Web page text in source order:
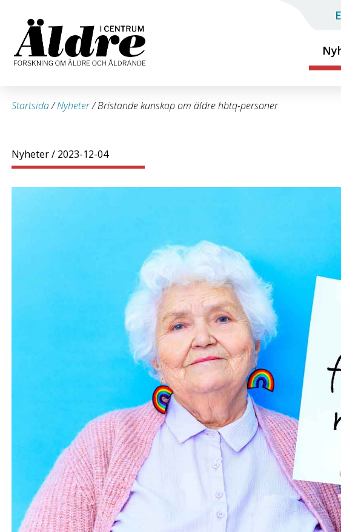
Startsida/Nyheter/Bristande kunskap om äldre hbtq-personer
Nyheter/ 2023-12-04